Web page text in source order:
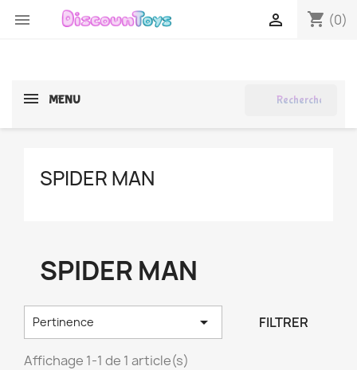
 shopping_cart (0)

MENU
SPIDER MAN
SPIDER MAN
Pertinence  FILTRER
Affichage 1-1 de 1 article(s)